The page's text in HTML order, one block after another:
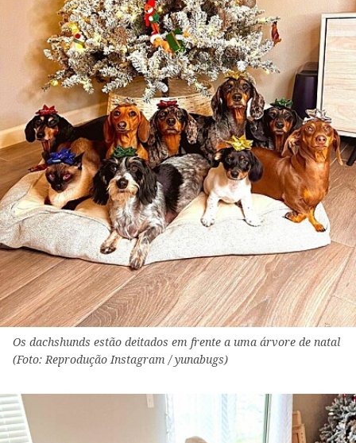
Os dachshunds estão deitados em frente a uma árvore de natal
(Foto: Reprodução Instagram / yunabugs)